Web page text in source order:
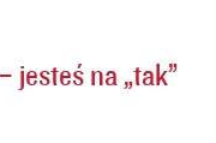
jesteś na „tak”